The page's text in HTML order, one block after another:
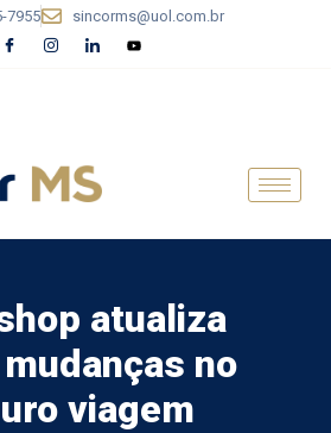
7955 sincorms@uol.com.br
atualiza
no
viagem